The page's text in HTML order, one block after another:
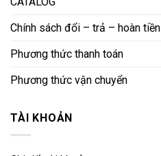
Chính sách đổi – trả – hoàn tiền
Phương thức thanh toán
Phương thức vận chuyển
TÀI KHOẢN